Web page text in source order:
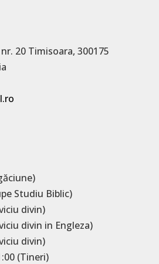
20 Timisoara, 300175
Studiu Biblic)
divin)
divin in Engleza)
divin)
(Tineri)